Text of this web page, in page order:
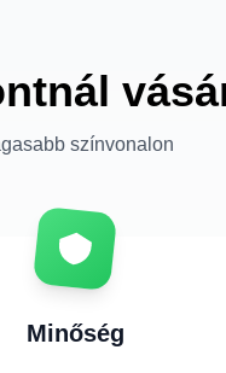
színvonalon
Minőség